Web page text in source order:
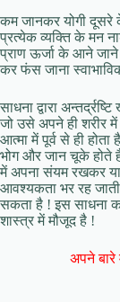
कम जानकर योगी दूसरे
प्रत्येक व्यक्ति के मन
प्राण ऊर्जा के आने जाने
कर फंस जाना
साधना द्वारा
जो उसे अपने ही शरीर में
आत्मा में पूर्व से ही
भोग और जान चूके होते
में अपना संयम रखकर
आवश्यकता भर रह
सकता है ! इस साधना
शास्त्र में मौजूद है !
अपने बारे